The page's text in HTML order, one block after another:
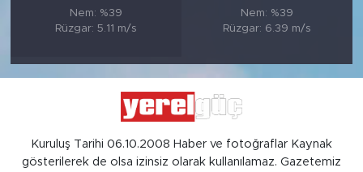
Nem: %39
Rüzgar: 5.11 m/s
Nem: %39
Rüzgar: 6.39 m/s
Kuruluş Tarihi 06.10.2008 Haber ve fotoğraflar Kaynak
gösterilerek de olsa izinsiz olarak kullanılamaz. Gazetemiz